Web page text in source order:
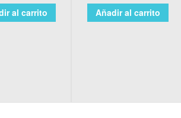
al carrito Añadir al carrito